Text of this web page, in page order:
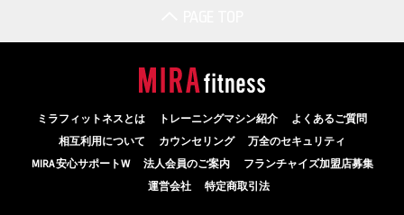
ミラフィットネスとは トレーニングマシン紹介
よくあるご質問
相互利用について
カウンセリング
万全のセキュリティ
MIRA 安心サポートW
法人会員のご案内
フランチャイズ加盟店募集
運営会社
特定商取引法